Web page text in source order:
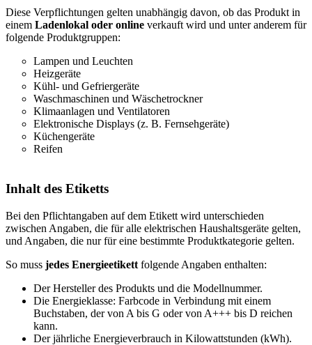
Diese Verpflichtungen gelten unabhängig davon, ob das Produkt in
einem Ladenlokal oder online verkauft wird und unter anderem für
folgende Produktgruppen:
Lampen und Leuchten
Heizgeräte
Kühl- und Gefriergeräte
Waschmaschinen und Wäschetrockner
Klimaanlagen und Ventilatoren
Elektronische Displays (z. B. Fernsehgeräte)
Küchengeräte
Reifen
Inhalt des Etiketts
Bei den Pflichtangaben auf dem Etikett wird unterschieden
zwischen Angaben, die für alle elektrischen Haushaltsgeräte gelten,
und Angaben, die nur für eine bestimmte Produktkategorie gelten.
So muss jedes Energieetikett folgende Angaben enthalten:
Der Hersteller des Produkts und die Modellnummer.
Die Energieklasse: Farbcode in Verbindung mit einem
Buchstaben, der von A bis G oder von A+++ bis D reichen
kann.
Der jährliche Energieverbrauch in Kilowattstunden (kWh).